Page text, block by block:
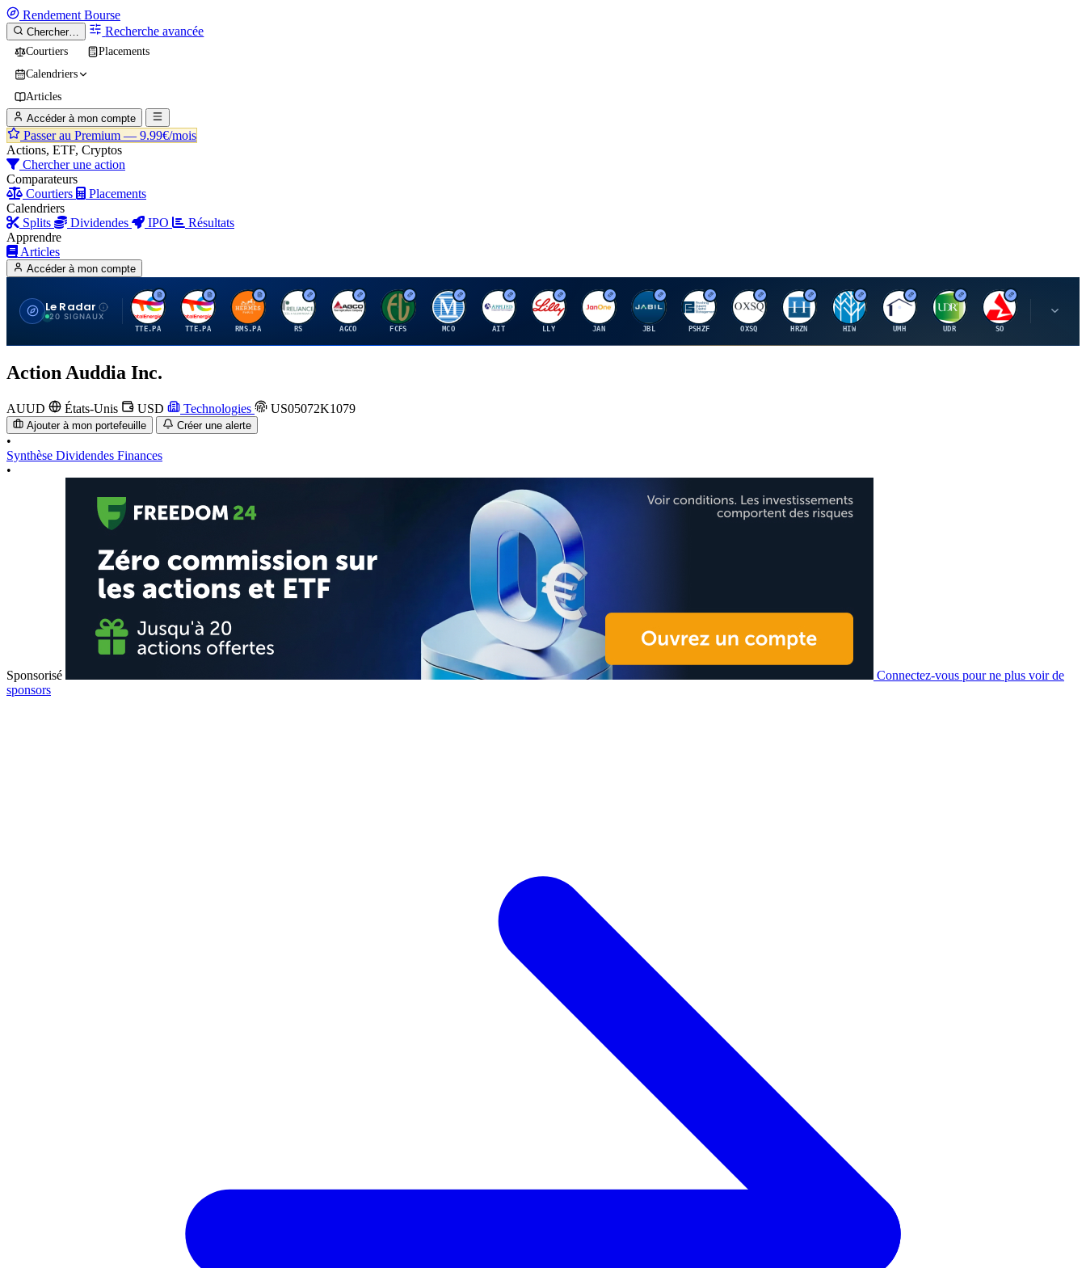
Rendement Bourse
Chercher… Recherche avancée
Courtiers
Placements
Calendriers
Articles
Accéder à mon compte
Passer au Premium — 9.99€/mois
Actions, ETF, Cryptos
Chercher une action
Comparateurs
Courtiers
Placements
Calendriers
Splits
Dividendes IPO
Résultats
Apprendre
Articles
Accéder à mon compte
Le Radar
20 SIGNAUX
T
TTE.PA
T
TTE.PA
H
RMS.PA
R
RS
A
AGCO
F
FCFS
M
MCO
A
AIT
E
LLY
J
JAN
J
JBL
P
PSHZF
O
OXSQ
H
HRZN
H
HIW
U
UMH
U
UDR
S
SO
S
Action Auddia Inc.
AUUD États-Unis USD Technologies US05072K1079
Ajouter à mon portefeuille Créer une alerte
•
Synthèse Dividendes Finances
•
Sponsorisé
Connectez-vous pour ne plus voir de
sponsors